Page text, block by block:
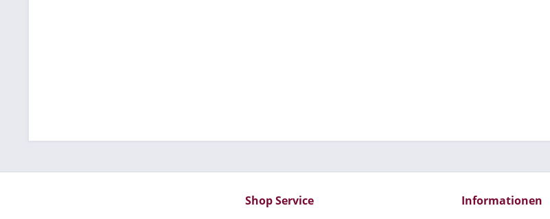
Shop Service Informationen